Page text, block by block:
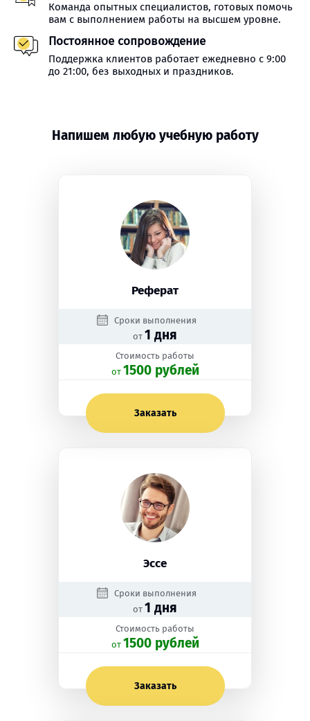
Команда опытных специалистов, готовых помочь
вам с выполнением работы на высшем уровне.
Постоянное сопровождение
Поддержка клиентов работает ежедневно с 9:00
до 21:00, без выходных и праздников.
Напишем любую учебную работу
Реферат
Сроки выполнения
от 1 дня
Стоимость работы
oт 1500 рублей
Заказать
Эссе
Сроки выполнения
от 1 дня
Стоимость работы
oт 1500 рублей
Заказать